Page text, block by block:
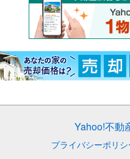
Yahoo!不動
プライバシーポリシ